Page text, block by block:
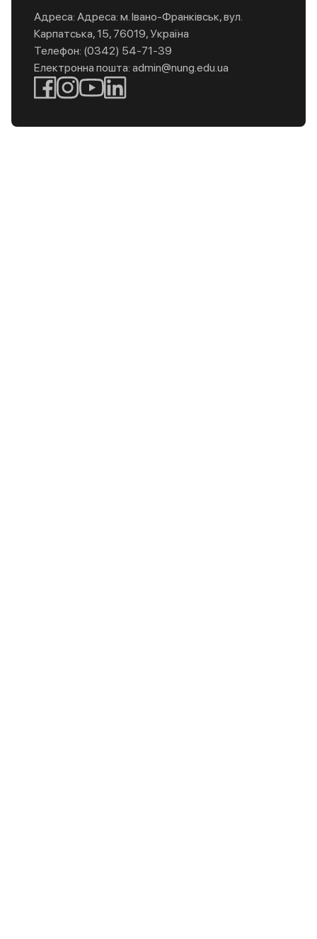
Адреса: Адреса: м. Івано-Франківськ, вул.
Карпатська, 15, 76019, Україна
Телефон: (0342) 54-71-39
Електронна пошта: admin@nung.edu.ua